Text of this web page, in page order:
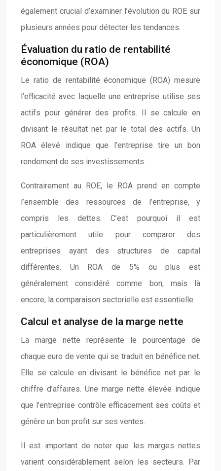
également crucial d’examiner l’évolution du ROE sur
plusieurs années pour détecter les tendances.
Évaluation du ratio de rentabilité
économique (ROA)
Le ratio de rentabilité économique (ROA) mesure
l’efficacité avec laquelle une entreprise utilise ses
actifs pour générer des profits. Il se calcule en
divisant le résultat net par le total des actifs. Un
ROA élevé indique que l’entreprise tire un bon
rendement de ses investissements.
Contrairement au ROE, le ROA prend en compte
l’ensemble des ressources de l’entreprise, y
compris les dettes. C’est pourquoi il est
particulièrement utile pour comparer des
entreprises ayant des structures de capital
différentes. Un ROA de 5% ou plus est
généralement considéré comme bon, mais là
encore, la comparaison sectorielle est essentielle.
Calcul et analyse de la marge nette
La marge nette représente le pourcentage de
chaque euro de vente qui se traduit en bénéfice net.
Elle se calcule en divisant le bénéfice net par le
chiffre d’affaires. Une marge nette élevée indique
que l’entreprise contrôle efficacement ses coûts et
génère un bon profit sur ses ventes.
Il est important de noter que les marges nettes
varient considérablement selon les secteurs. Par